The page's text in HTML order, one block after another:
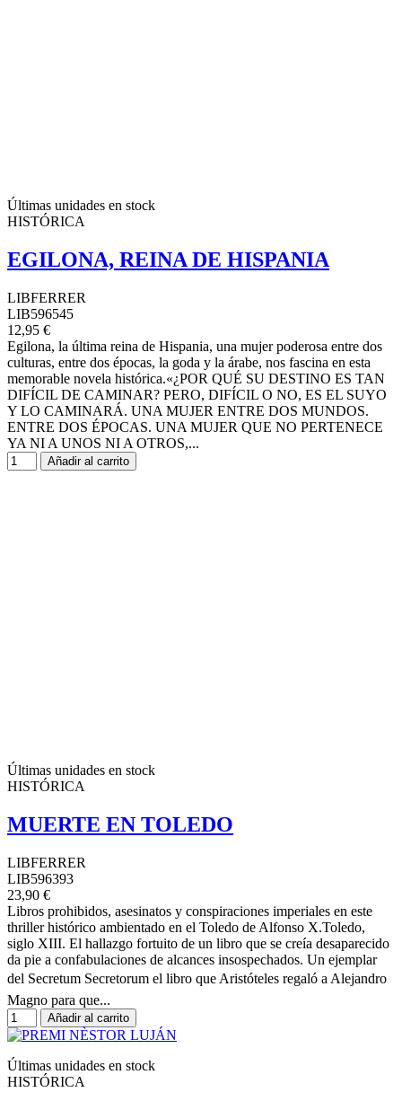
Últimas unidades en stock
HISTÓRICA
EGILONA, REINA DE HISPANIA
LIBFERRER
LIB596545
12,95 €
Egilona, la última reina de Hispania, una mujer poderosa entre dos
culturas, entre dos épocas, la goda y la árabe, nos fascina en esta
memorable novela histórica.«¿POR QUÉ SU DESTINO ES TAN
DIFÍCIL DE CAMINAR? PERO, DIFÍCIL O NO, ES EL SUYO
Y LO CAMINARÁ. UNA MUJER ENTRE DOS MUNDOS.
ENTRE DOS ÉPOCAS. UNA MUJER QUE NO PERTENECE
YA NI A UNOS NI A OTROS,...
Añadir al carrito
Últimas unidades en stock
HISTÓRICA
MUERTE EN TOLEDO
LIBFERRER
LIB596393
23,90 €
Libros prohibidos, asesinatos y conspiraciones imperiales en este
thriller histórico ambientado en el Toledo de Alfonso X.Toledo,
siglo XIII. El hallazgo fortuito de un libro que se creía desaparecido
da pie a confabulaciones de alcances insospechados. Un ejemplar
del Secretum Secretorum el libro que Aristóteles regaló a Alejandro
Magno para que...
Añadir al carrito
Últimas unidades en stock
HISTÓRICA